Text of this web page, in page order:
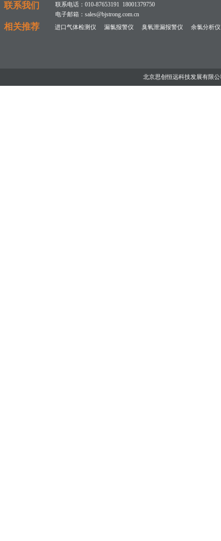
联系我们
联系电话：010-87653191 18001379750
电子邮箱：sales@bjstrong.com.cn
相关推荐 进口气体检测仪 漏氯报警仪 臭氧泄漏报警仪 余氯分析仪
北京思创恒远科技发展有限